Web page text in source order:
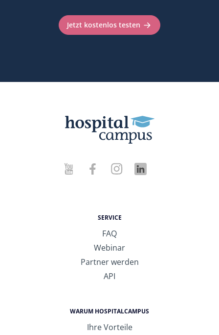
Jetzt kostenlos testen
SERVICE
FAQ
Webinar
Partner werden
API
WARUM HOSPITALCAMPUS
Ihre Vorteile